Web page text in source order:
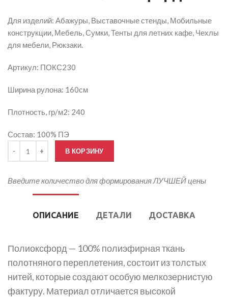
Для изделий: Абажуры, Выставочные стенды, Мобильные
конструкции, Мебель, Сумки, Тенты для летних кафе, Чехлы
для мебели, Рюкзаки.
Артикул: ПОКС230
Ширина рулона: 160см
Плотность, гр/м2: 240
Состав: 100% ПЭ
В КОРЗИНУ
Введите количество для формирования ЛУЧШЕЙ цены
ОПИСАНИЕ ДЕТАЛИ ДОСТАВКА
Полиоксфорд — 100% полиэфирная ткань
полотняного переплетения, состоит из толстых
нитей, которые создают особую мелкозернистую
фактуру. Материал отличается высокой